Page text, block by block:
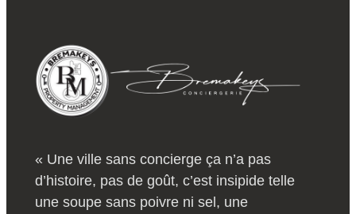
« Une ville sans concierge ça n’a pas
d’histoire, pas de goût, c’est insipide telle
une soupe sans poivre ni sel, une